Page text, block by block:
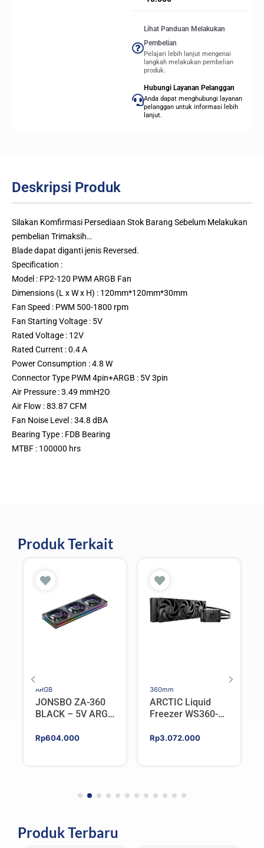
Lihat Panduan Melakukan
Pembelian
Pelajari lebih lanjut mengenai
langkah melakukan pembelian
produk.
Hubungi Layanan Pelanggan
Anda dapat menghubungi layanan
pelanggan untuk informasi lebih
lanjut.
Deskripsi Produk
Silakan Komfirmasi Persediaan Stok Barang Sebelum Melakukan
pembelian Trimaksih…
Blade dapat diganti jenis Reversed.
Specification :
Model : FP2-120 PWM ARGB Fan
Dimensions (L x W x H) : 120mm*120mm*30mm
Fan Speed : PWM 500-1800 rpm
Fan Starting Voltage : 5V
Rated Voltage : 12V
Rated Current : 0.4 A
Power Consumption : 4.8 W
Connector Type PWM 4pin+ARGB : 5V 3pin
Air Pressure : 3.49 mmH2O
Air Flow : 83.87 CFM
Fan Noise Level : 34.8 dBA
Bearing Type : FDB Bearing
MTBF : 100000 hrs
Produk Terkait
ARGB
JONSBO ZA-360
BLACK – 5V ARGB
Rp604.000
360mm
ARCTIC Liquid
Freezer WS360-
AIO CPU Water
Rp3.072.000
Produk Terbaru